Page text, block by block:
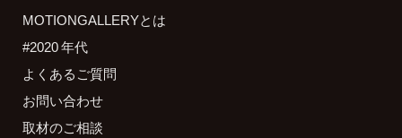
MOTIONGALLERYとは
#2020 年代
よくあるご質問
お問い合わせ
取材のご相談